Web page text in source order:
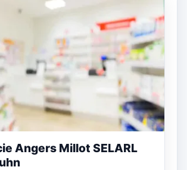
Angers Millot SELARL